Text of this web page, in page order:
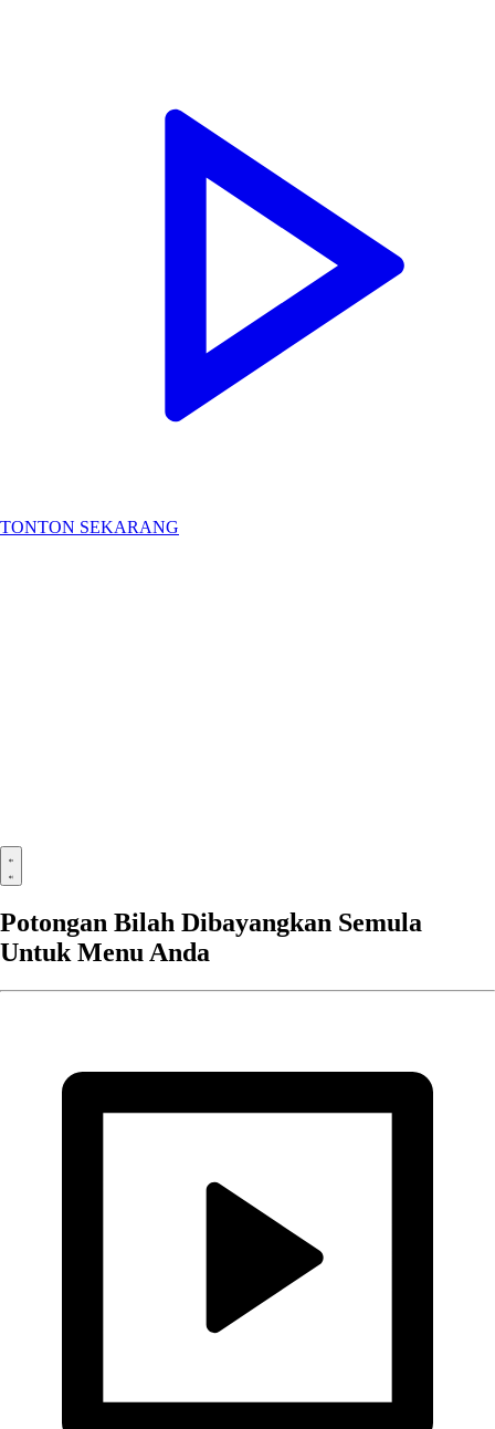
TONTON SEKARANG
Potongan Bilah Dibayangkan Semula
Untuk Menu Anda